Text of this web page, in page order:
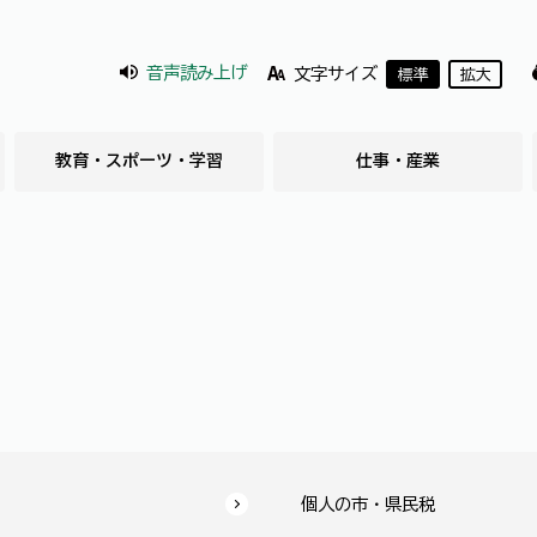
音声読み上げ 文字サイズ 標準 拡大
教育・スポーツ・学習 仕事・産業
個人の市・県民税